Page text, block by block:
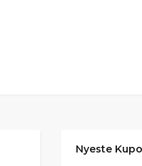
Nyeste